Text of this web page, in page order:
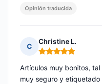
Opinión traducida
C
Christine L.
Nota: 5 de 5
Artículos muy bonitos,
muy seguro y